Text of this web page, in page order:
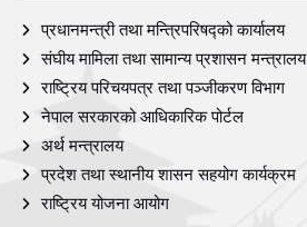
प्रधानमन्त्री तथा मन्त्रिपरिषद्को कार्यालय
संघीय मामिला तथा सामान्य प्रशासन मन्त्रालय
राष्ट्रिय परिचयपत्र तथा पञ्‍जीकरण विभाग
नेपाल सरकारको आधिकारिक पोर्टल
अर्थ मन्त्रालय
प्रदेश तथा स्थानीय शासन सहयोग कार्यक्रम
राष्ट्रिय योजना आयोग